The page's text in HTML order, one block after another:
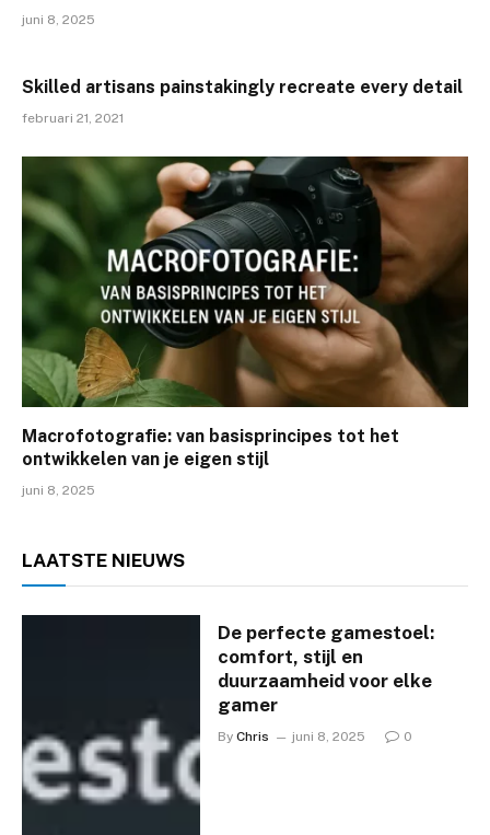
juni 8, 2025
Skilled artisans painstakingly recreate every detail
februari 21, 2021
Macrofotografie: van basisprincipes tot het
ontwikkelen van je eigen stijl
juni 8, 2025
LAATSTE NIEUWS
De perfecte gamestoel:
comfort, stijl en
duurzaamheid voor elke
gamer
By Chris juni 8, 2025 0